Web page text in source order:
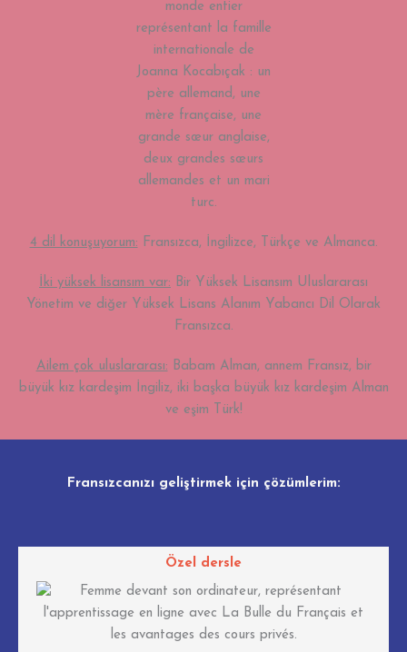
4 dil konuşuyorum: Fransızca, İngilizce, Türkçe ve Almanca.
İki yüksek lisansım var: Bir Yüksek Lisansım Uluslararası
Yönetim ve diğer Yüksek Lisans Alanım Yabancı Dil Olarak
Fransızca.
Ailem çok uluslararası: Babam Alman, annem Fransız, bir
büyük kız kardeşim İngiliz, iki başka büyük kız kardeşim Alman
ve eşim Türk!
Fransızcanızı geliştirmek için çözümlerim:
Özel dersle